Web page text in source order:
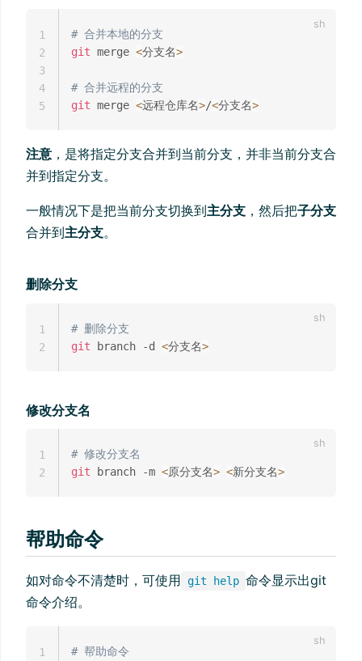
# 合并本地的分支
git merge <分支名>
# 合并远程的分支
git merge <远程仓库名>/<分支名>
1
2
3
4
5
注意 ，是将指定分支合并到当前分支，并非当前分支合
并到指定分支。
一般情况下是把当前分支切换到主分支 ，然后把子分支
合并到主分支。
删除分支
# 删除分支
git branch -d <分支名>
1
2
修改分支名
# 修改分支名
git branch -m <原分支名> <新分支名>
1
2
帮助命令
如对命令不清楚时，可使用 git help 命令显示出git
命令介绍。
# 帮助命令
1